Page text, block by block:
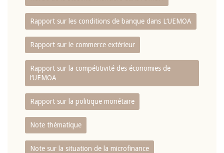
Rapport sur les conditions de banque dans L‘UEMOA
Rapport sur le commerce extérieur
Rapport sur la compétitivité des économies de
l‘UEMOA
Rapport sur la politique monétaire
Note thématique
Note sur la situation de la microfinance